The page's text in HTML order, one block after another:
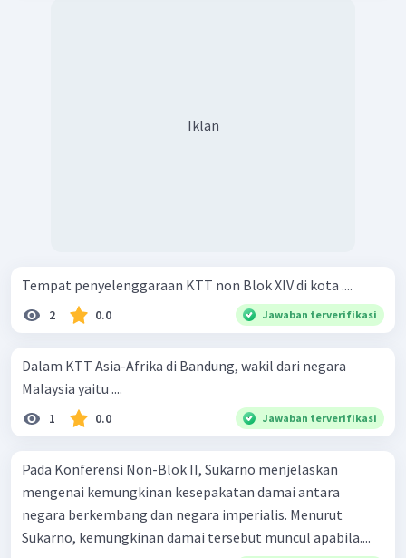
Iklan
Tempat penyelenggaraan KTT non Blok XIV di kota ....
2 0.0 Jawaban terverifikasi
Dalam KTT Asia-Afrika di Bandung, wakil dari negara
Malaysia yaitu ....
1 0.0 Jawaban terverifikasi
Pada Konferensi Non-Blok II, Sukarno menjelaskan
mengenai kemungkinan kesepakatan damai antara
negara berkembang dan negara imperialis. Menurut
Sukarno, kemungkinan damai tersebut muncul apabila....